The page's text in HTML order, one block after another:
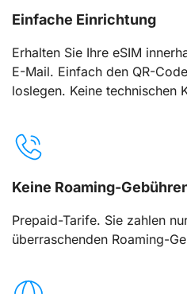
Einfache Einrichtung
Erhalten Sie Ihre eSIM
E-Mail. Einfach den QR-
loslegen. Keine technischen
Keine Roaming-
Prepaid-Tarife. Sie zahlen
überraschenden Roaming-